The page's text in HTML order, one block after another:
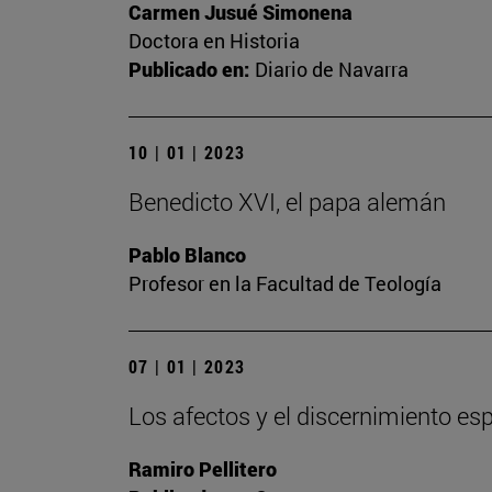
Carmen Jusué Simonena
Doctora en Historia
Publicado en: Diario de Navarra
10 | 01 | 2023
Benedicto XVI, el papa alemán
Pablo Blanco
Profesor en la Facultad de Teología
07 | 01 | 2023
Los afectos y el discernimiento
Ramiro Pellitero